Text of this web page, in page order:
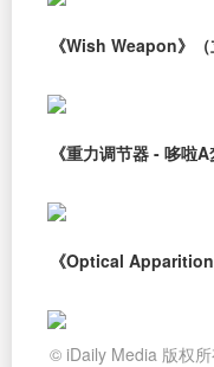
《Wish Weapon》
《重力调节器 - 哆啦
《Optical
© iDaily Media 版权所